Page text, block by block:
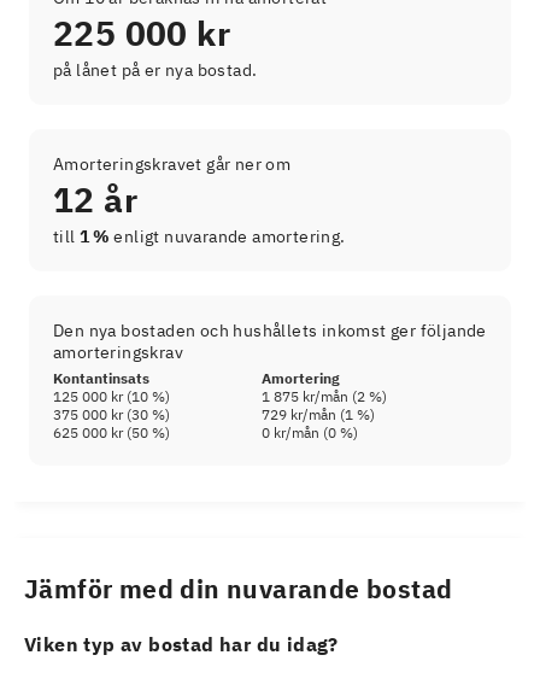
225 000 kr
på lånet på er nya bostad.
Amorteringskravet går ner om
12 år
till 1 % enligt nuvarande amortering.
Den nya bostaden och hushållets inkomst ger följande
amorteringskrav
Kontantinsats
Amortering
125 000 kr(10 %) 1 875 kr/mån (2 %)
375 000 kr(30 %) 729 kr/mån (1 %)
625 000 kr(50 %) 0 kr/mån (0 %)
Jämför med din nuvarande bostad
Viken typ av bostad har du idag?